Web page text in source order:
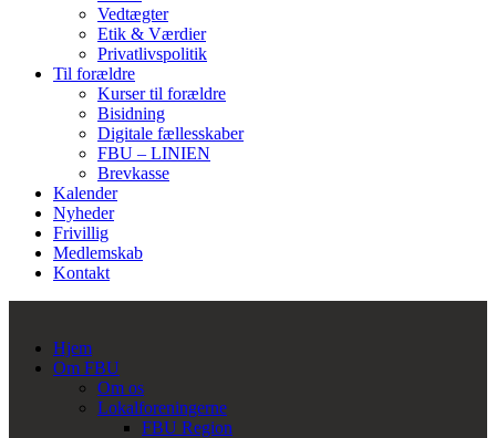
Vedtægter
Etik & Værdier
Privatlivspolitik
Til forældre
Kurser til forældre
Bisidning
Digitale fællesskaber
FBU – LINIEN
Brevkasse
Kalender
Nyheder
Frivillig
Medlemskab
Kontakt
Hjem
Om FBU
Om os
Lokalforeningerne
FBU Region